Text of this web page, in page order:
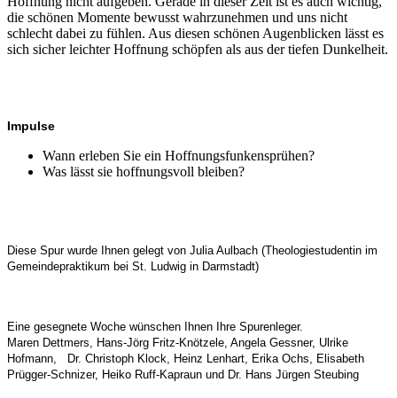
die schönen Momente bewusst wahrzunehmen und uns nicht
schlecht dabei zu fühlen. Aus diesen schönen Augenblicken lässt es
sich sicher leichter Hoffnung schöpfen als aus der tiefen Dunkelheit.
Impulse
Wann erleben Sie ein Hoffnungsfunkensprühen?
Was lässt sie hoffnungsvoll bleiben?
Diese Spur wurde Ihnen gelegt von Julia Aulbach (Theologiestudentin im
Gemeindepraktikum bei St. Ludwig in Darmstadt)
Eine gesegnete Woche wünschen Ihnen Ihre Spurenleger.
Maren Dettmers, Hans-Jörg Fritz-Knötzele, Angela Gessner, Ulrike
Hofmann, Dr. Christoph Klock, Heinz Lenhart, Erika Ochs, Elisabeth
Prügger-Schnizer, Heiko Ruff-Kapraun und Dr. Hans Jürgen Steubing